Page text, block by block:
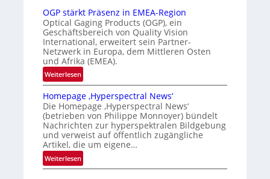
n
g
e
K
o
n
o
l
l
e
o
n
a
l
V
i
s
i
o
n
N
i
g
h
l
a
n
d
o
b
e
t
e
i
l
i
g
t
OGP stärkt Präsenz in EMEA-Region
Optical Gaging Products (OGP), ein
Geschäftsbereich von Quality Vision
International, erweitert sein Partner-
Netzwerk in Europa, dem Mittleren Osten
und Afrika (EMEA).
Weiterlesen:
O
G
P
s
t
ä
r
k
Homepage ‚Hyperspectral News‘
Die Homepage ‚Hyperspectral News‘
(betrieben von Philippe Monnoyer) bündelt
Nachrichten zur hyperspektralen Bildgebung
und verweist auf öffentlich zugängliche
Artikel, die um eigene…
Weiterlesen:
H